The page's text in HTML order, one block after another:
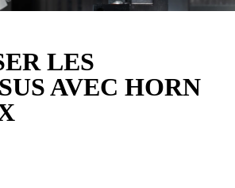
LES
AVEC HORN